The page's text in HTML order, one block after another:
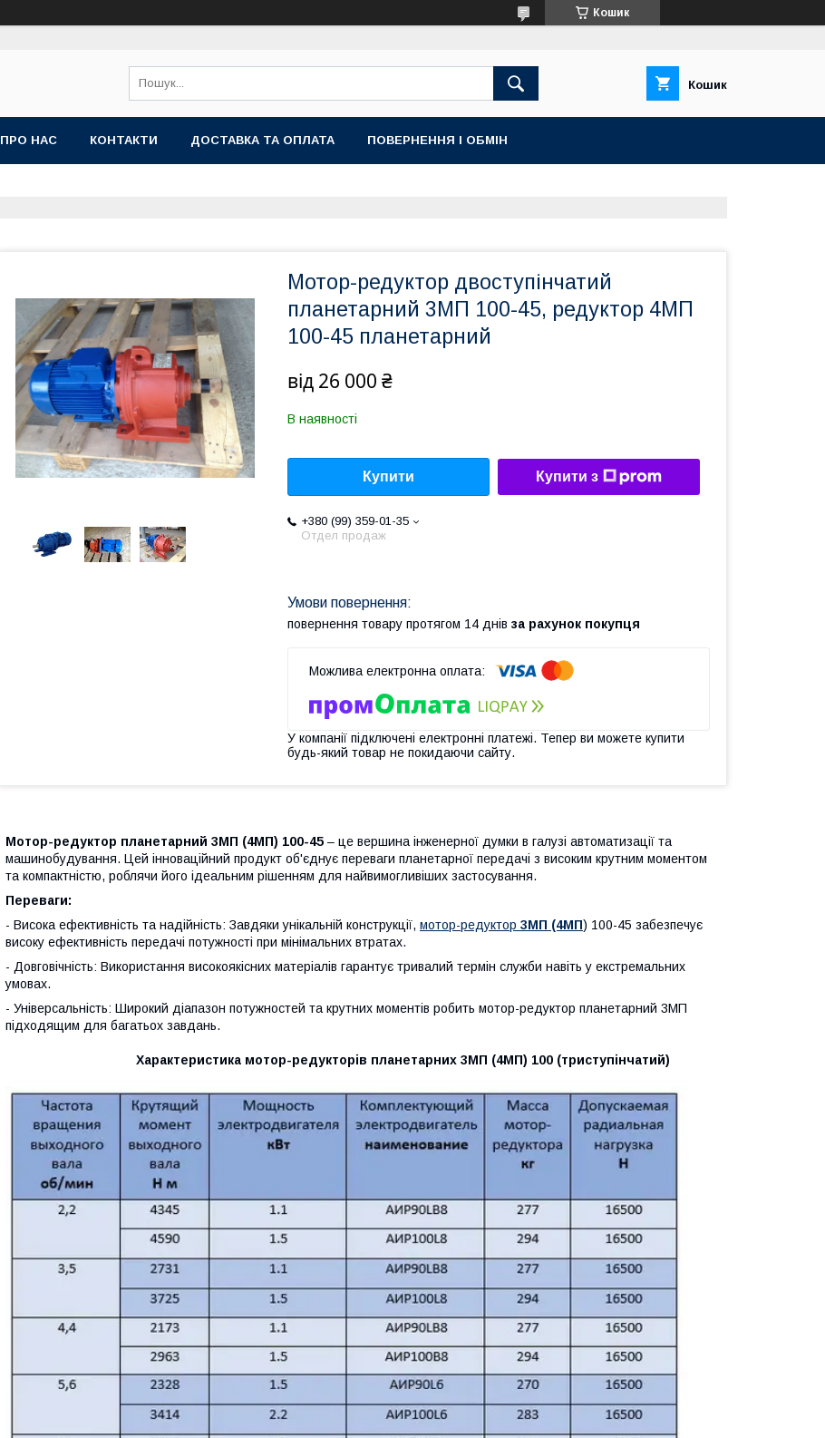
Кошик
Кошик
ПРО НАС КОНТАКТИ ДОСТАВКА ТА ОПЛАТА ПОВЕРНЕННЯ І ОБМІН
Мотор-редуктор двоступінчатий
планетарний 3МП 100-45, редуктор 4МП
100-45 планетарний
від 26 000 ₴
В наявності
Купити Купити з
+380 (99) 359-01-35
Отдел продаж
повернення товару протягом 14 днів за рахунок покупця
У компанії підключені електронні платежі. Тепер ви можете купити
будь-який товар не покидаючи сайту.
Мотор-редуктор планетарний 3МП (4МП) 100-45 – це вершина інженерної думки в галузі автоматизації та
машинобудування. Цей інноваційний продукт об'єднує переваги планетарної передачі з високим крутним моментом
та компактністю, роблячи його ідеальним рішенням для найвимогливіших застосування.
Переваги:
- Висока ефективність та надійність: Завдяки унікальній конструкції, мотор-редуктор 3МП (4МП) 100-45 забезпечує
високу ефективність передачі потужності при мінімальних втратах.
- Довговічність: Використання високоякісних матеріалів гарантує тривалий термін служби навіть у екстремальних
умовах.
- Універсальність: Широкий діапазон потужностей та крутних моментів робить мотор-редуктор планетарний 3МП
підходящим для багатьох завдань.
Характеристика мотор-редукторів планетарних 3МП (4МП) 100 (триступінчатий)